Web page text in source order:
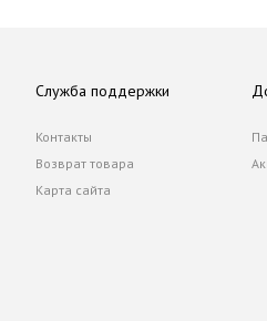
Служба поддержки
Контакты
Возврат товара
Карта сайта